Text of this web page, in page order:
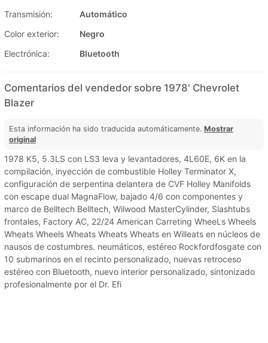
Transmisión:
Automático
Color exterior:
Negro
Electrónica:
Bluetooth
Comentarios del vendedor sobre 1978' Chevrolet
Blazer
Esta información ha sido traducida automáticamente. Mostrar
original
1978 K5, 5.3LS con LS3 leva y levantadores, 4L60E, 6K en la
compilación, inyección de combustible Holley Terminator X,
configuración de serpentina delantera de CVF Holley Manifolds
con escape dual MagnaFlow, bajado 4/6 con componentes y
marco de Belltech Belltech, Wilwood MasterCylinder, Slashtubs
frontales, Factory AC, 22/24 American Carreting WheeLs Wheels
Wheats Wheels Wheats Wheats Wheats en Willeats en núcleos de
nausos de costumbres. neumáticos, estéreo Rockfordfosgate con
10 submarinos en el recinto personalizado, nuevas retroceso
estéreo con Bluetooth, nuevo interior personalizado, sintonizado
profesionalmente por el Dr. Efi